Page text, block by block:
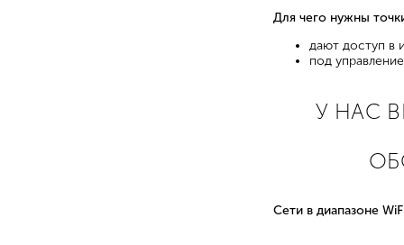
Для чего нужны
дают доступ в
под
У НАС
Сети в диапазоне